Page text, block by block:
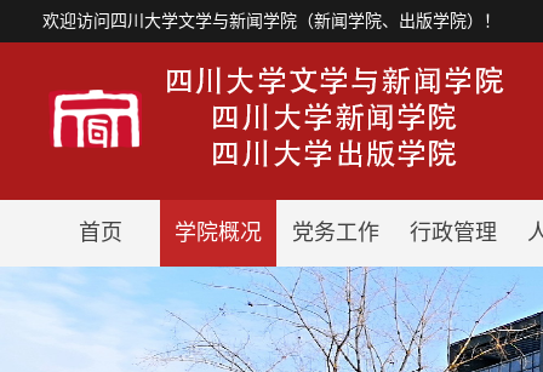
欢迎访问四川大学文学与新闻学院（新闻学院、出版学院）！
首页 学院概况 党务工作 行政管理